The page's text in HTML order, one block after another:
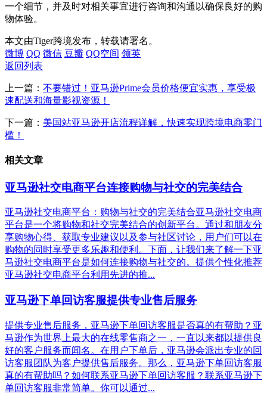
一个细节，并及时对相关事宜进行咨询和沟通以确保良好的购
物体验。
本文由Tiger跨境发布，转载请署名。
微博 QQ 微信 豆瓣 QQ空间 领英
返回列表
上一篇： 不要错过！亚马逊Prime会员价格便宜实惠，享受极
速配送和海量影视资源！
下一篇： 美国站亚马逊开店流程详解，快速实现跨境电商零门
槛！
相关文章
亚马逊社交电商平台连接购物与社交的完美结合
亚马逊社交电商平台：购物与社交的完美结合亚马逊社交电商
平台是一个将购物和社交完美结合的创新平台。通过和朋友分
享购物心得、获取专业建议以及参与社区讨论，用户们可以在
购物的同时享受更多乐趣和便利。下面，让我们来了解一下亚
马逊社交电商平台是如何连接购物与社交的。提供个性化推荐
亚马逊社交电商平台利用先进的推...
亚马逊下单回访客服提供专业售后服务
提供专业售后服务，亚马逊下单回访客服是否真的有帮助？亚
马逊作为世界上最大的在线零售商之一，一直以来都以提供良
好的客户服务而闻名。在用户下单后，亚马逊会派出专业的回
访客服团队为客户提供售后服务。那么，亚马逊下单回访客服
真的有帮助吗？如何联系亚马逊下单回访客服？联系亚马逊下
单回访客服非常简单。你可以通过...